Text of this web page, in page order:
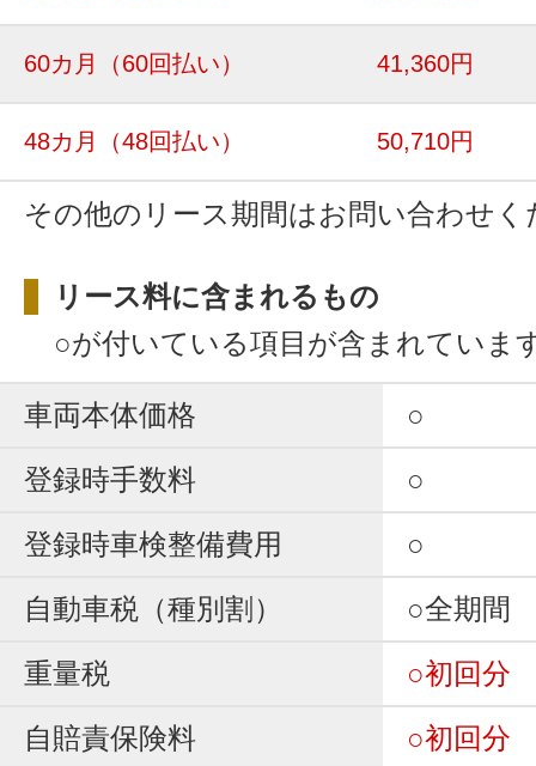
60カ月 （60回払い） 41,360円
48カ月 （48回払い） 50,710円
その他のリース期間はお問い合わせく
リース料に含まれるもの
○が付いている項目が含まれていま
車両本体価格
○
登録時手数料
○
登録時車検整備費用
○
自動車税（種別割）
○全期間
重量税
○初回分
自賠責保険料
○初回分